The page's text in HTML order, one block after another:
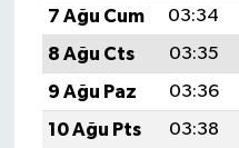
7 Ağu Cum
03:34
8 Ağu Cts
03:35
9 Ağu Paz
03:36
10 Ağu Pts
03:38